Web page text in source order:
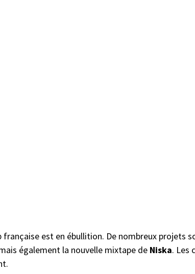
française est en ébullition. De nombreux projets
également la nouvelle mixtape de Niska. Les